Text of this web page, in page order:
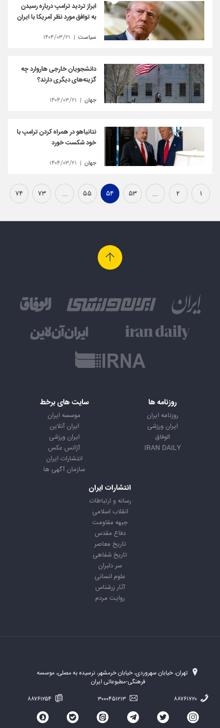
ابراز تردید ترامپ درباره رسیدن
به توافق مورد نظر آمریکا با ایران
سیاست ۱۴۰۴/۰۳/۲۱
دانشجویان خارجی هاروارد چه
گزینه‌های دیگری دارند؟
جهان ۱۴۰۴/۰۳/۲۱
نتانیاهو در همراه کردن ترامپ با
خود شکست خورد
جهان ۱۴۰۴/۰۳/۲۱
۱ ۲ ... ۵۳ ۵۴ ۵۵ ... ۷۳ ۷۴
روزنامه ها
روزنامه ایران
ایران ورزشی
الوفاق
IRAN DAILY
سایت های برخط
موسسه ایران
ایران آنلاین
ایران ورزشی
آژانس عکس
انتشارات ایران
سازمان آگهی ها
انتشارات ایران
رسانه و ارتباطات
انقلاب اسلامی
جبهه مقاومت
دفاع مقدس
تاریخ معاصر
تاریخ شفاهی
سر دلبران
علوم انسانی
آثار زرشناس
روایت مردم
تهران، خیابان سهروردی، خیابان خرمشهر، نرسیده به مصلی، موسسه
فرهنگی-مطبوعاتی ایران